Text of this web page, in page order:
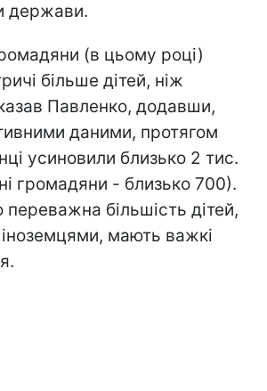
держави.
(в цьому році)
більше дітей, ніж
Павленко, додавши,
даними, протягом
усиновили близько 2 тис.
громадяни - близько 700).
більшість дітей,
мають важкі